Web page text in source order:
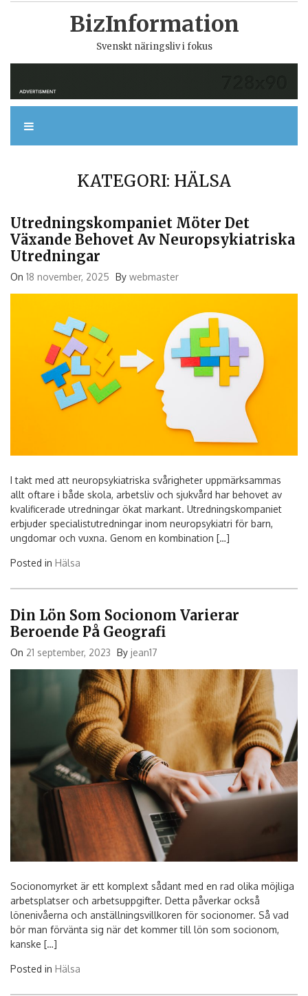
BizInformation
Svenskt näringsliv i fokus
KATEGORI: HÄLSA
Utredningskompaniet Möter Det
Växande Behovet Av Neuropsykiatriska
Utredningar
On 18 november, 2025 By webmaster
I takt med att neuropsykiatriska svårigheter uppmärksammas
allt oftare i både skola, arbetsliv och sjukvård har behovet av
kvalificerade utredningar ökat markant. Utredningskompaniet
erbjuder specialistutredningar inom neuropsykiatri för barn,
ungdomar och vuxna. Genom en kombination […]
Posted in Hälsa
Din Lön Som Socionom Varierar
Beroende På Geografi
On 21 september, 2023 By jean17
Socionomyrket är ett komplext sådant med en rad olika möjliga
arbetsplatser och arbetsuppgifter. Detta påverkar också
lönenivåerna och anställningsvillkoren för socionomer. Så vad
bör man förvänta sig när det kommer till lön som socionom,
kanske […]
Posted in Hälsa